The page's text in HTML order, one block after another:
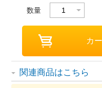
数量
関連商品はこちら